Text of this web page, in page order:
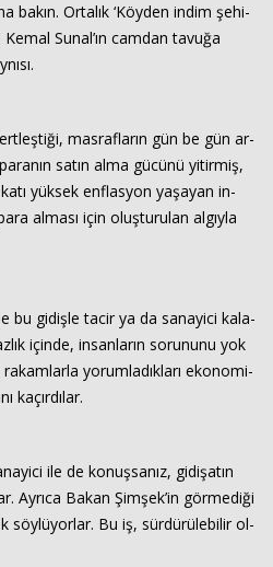
bakın. Or­ta­lık ‘Köy­den indim şe­hi­
Sunal’ın cam­dan ta­vu­ğa
mas­raf­la­rın gün be gün ar­
satın alma gü­cü­nü yi­tir­miş,
yük­sek enf­las­yon ya­şa­yan in­
al­ma­sı için oluş­tu­ru­lan al­gıy­la
bu gi­diş­le tacir ya da sa­na­yi­ci ka­la­
için­de, in­san­la­rın so­ru­nu­nu yok
yo­rum­la­dık­la­rı eko­no­mi­
ka­çır­dı­lar.
ile de ko­nuş­sa­nız, gi­di­şa­tın
Ay­rı­ca Bakan Şim­şek’in gör­me­di­ği
söy­lü­yor­lar. Bu iş, sür­dü­rü­le­bi­lir ol­